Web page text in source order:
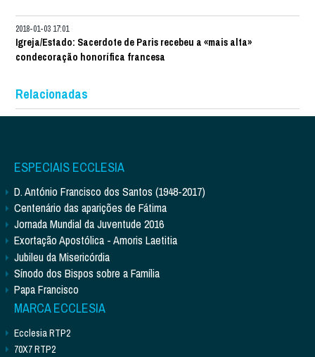
2018-01-03 17:01
Igreja/Estado: Sacerdote de Paris recebeu a «mais alta»
condecoração honorífica francesa
Relacionadas
ESPECIAIS ECCLESIA
D. António Francisco dos Santos (1948-2017)
Centenário das aparições de Fátima
Jornada Mundial da Juventude 2016
Exortação Apostólica - Amoris Laetitia
Jubileu da Misericórdia
Sínodo dos Bispos sobre a Família
Papa Francisco
MARCA ECCLESIA
Ecclesia RTP2
70X7 RTP2